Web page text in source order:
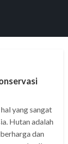
yang sangat
Hutan adalah
dan